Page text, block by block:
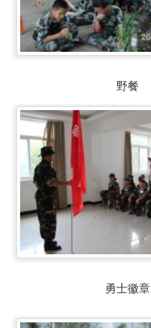
野餐
勇士徽章